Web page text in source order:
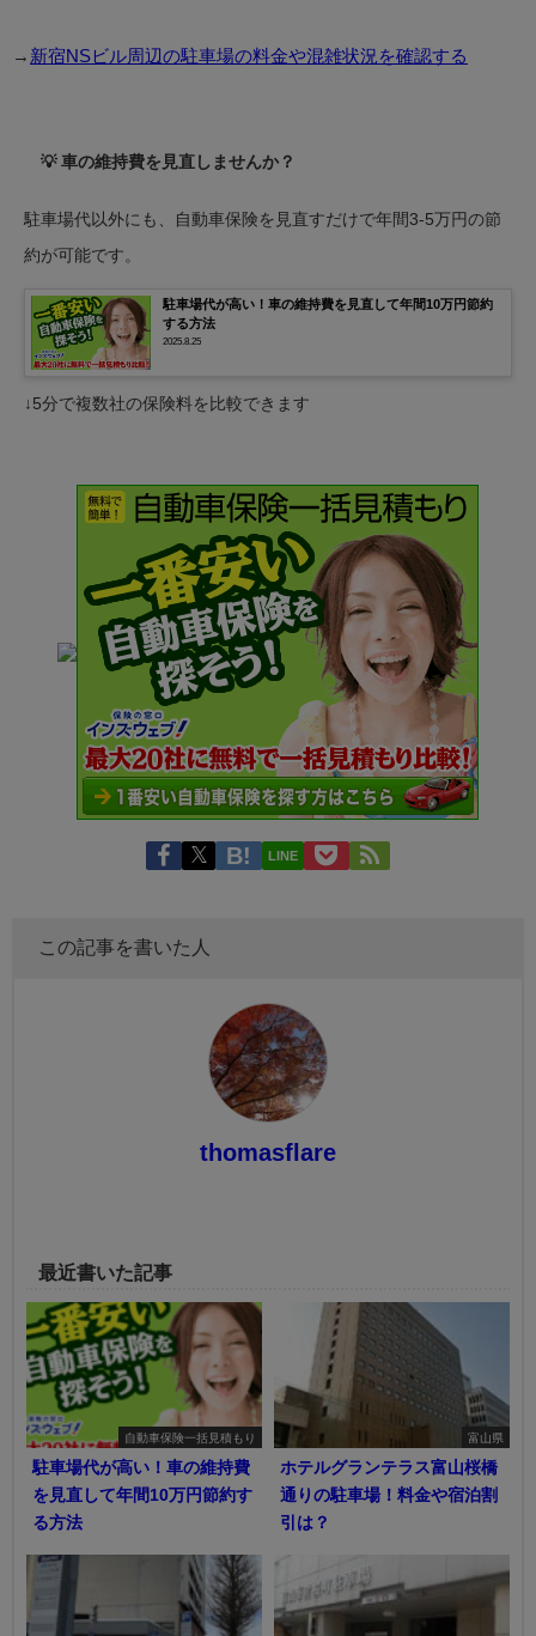
→ 新宿NSビル周辺の駐車場の料金や混雑状況を確認する
💡 車の維持費を見直しませんか？
駐車場代以外にも、自動車保険を見直すだけで年間3-5万円の節
約が可能です。
駐車場代が高い！車の維持費を見直して年間10万円節約
する方法
2025.8.25
↓5分で複数社の保険料を比較できます
LINE
この記事を書いた人
thomasflare
最近書いた記事
自動車保険一括見積もり
駐車場代が高い！車の維持費
を見直して年間10万円節約す
る方法
富山県
ホテルグランテラス富山桜橋
通りの駐車場！料金や宿泊割
引は？